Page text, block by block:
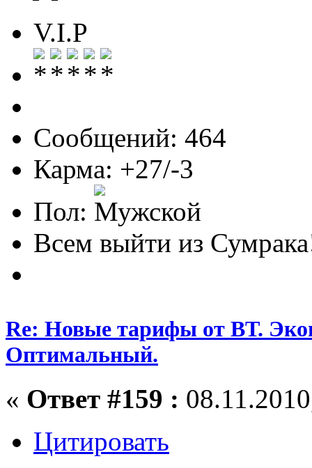
V.I.P
Сообщений: 464
Карма: +27/-3
Пол:
Всем выйти из
Re: Новые тарифы от ВТ.
Оптимальный.
« Ответ #159 :
Цитировать